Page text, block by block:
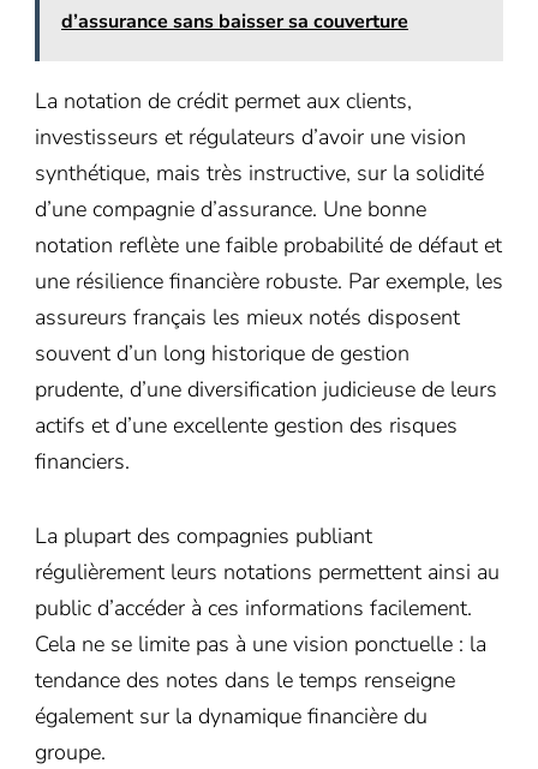
d’assurance sans baisser sa couverture
La notation de crédit permet aux clients,
investisseurs et régulateurs d’avoir une vision
synthétique, mais très instructive, sur la solidité
d’une compagnie d’assurance. Une bonne
notation reflète une faible probabilité de défaut et
une résilience financière robuste. Par exemple, les
assureurs français les mieux notés disposent
souvent d’un long historique de gestion
prudente, d’une diversification judicieuse de leurs
actifs et d’une excellente gestion des risques
financiers.
La plupart des compagnies publiant
régulièrement leurs notations permettent ainsi au
public d’accéder à ces informations facilement.
Cela ne se limite pas à une vision ponctuelle : la
tendance des notes dans le temps renseigne
également sur la dynamique financière du
groupe.